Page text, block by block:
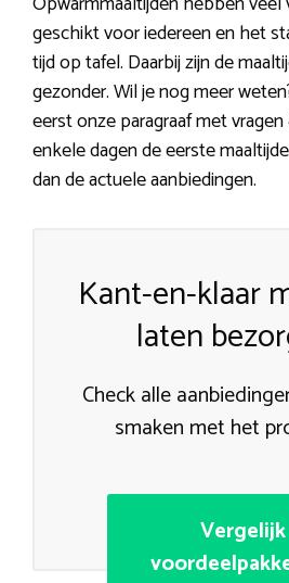
geschikt voor iedereen en het
tijd op tafel. Daarbij zijn de
gezonder. Wil je nog meer
eerst onze paragraaf met
enkele dagen de eerste
dan de actuele aanbiedingen.
Kant-en-klaar
laten
Check alle
smaken met het
Vergelijk